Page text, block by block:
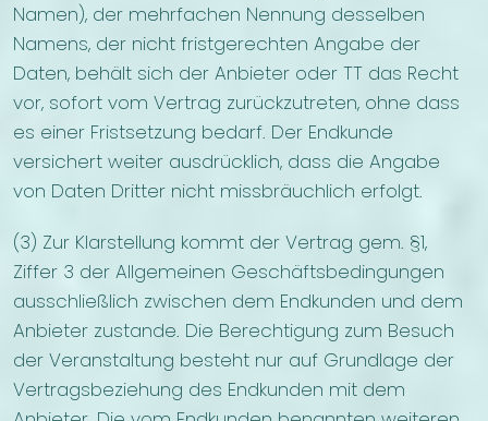
Namen), der mehrfachen Nennung desselben
Namens, der nicht fristgerechten Angabe der
Daten, behält sich der Anbieter oder TT das Recht
vor, sofort vom Vertrag zurückzutreten, ohne dass
es einer Fristsetzung bedarf. Der Endkunde
versichert weiter ausdrücklich, dass die Angabe
von Daten Dritter nicht missbräuchlich erfolgt.
(3) Zur Klarstellung kommt der Vertrag gem. §1,
Ziffer 3 der Allgemeinen Geschäftsbedingungen
ausschließlich zwischen dem Endkunden und dem
Anbieter zustande. Die Berechtigung zum Besuch
der Veranstaltung besteht nur auf Grundlage der
Vertragsbeziehung des Endkunden mit dem